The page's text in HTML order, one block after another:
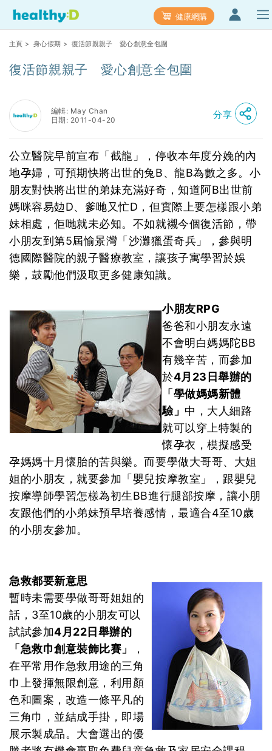
健康網購
主頁 > 身心假期 > 復活節親親子 愛心創意全包圍
復活節親親子 愛心創意全包圍
編輯: May Chan
日期: 2011-04-20
分享
公立醫院早前宣布「截龍」，停收本年度分娩的內
地孕婦，可預期快將出世的兔B、龍B為數之多。小
朋友對快將出世的弟妹充滿好奇，知道阿B出世前
媽咪容易攰D、爹哋又忙D，但實際上要怎樣跟小弟
妹相處，佢哋就未必知。不如就襯今個復活節，帶
小朋友到第5屆愉景灣「沙灘獵蛋奇兵」，參與明
德國際醫院的親子醫療教室，讓孩子寓學習於娛
樂，鼓勵他們汲取更多健康知識。
小朋友RPG
爸爸和小朋友永遠
不會明白媽媽陀BB
有幾辛苦，而參加
於4月23日舉辦的
「學做媽媽新體
驗」 中，大人細路
就可以穿上特製的
懷孕衣，模擬感受
孕媽媽十月懷胎的苦與樂。而要學做大哥哥、大姐
姐的小朋友，就要參加「嬰兒按摩教室」，跟嬰兒
按摩導師學習怎樣為初生BB進行腿部按摩，讓小朋
友跟他們的小弟妹預早培養感情，最適合4至10歲
的小朋友參加。
急救都要新意思
暫時未需要學做哥哥姐姐的
話，3至10歲的小朋友可以
試試參加4月22日舉辦的
「急救巾創意裝飾比賽」
，
在平常用作急救用途的三角
巾上發揮無限創意，利用顏
色和圖案，改造一條平凡的
三角巾，並結成手掛，即場
展示製成品。大會選出的優